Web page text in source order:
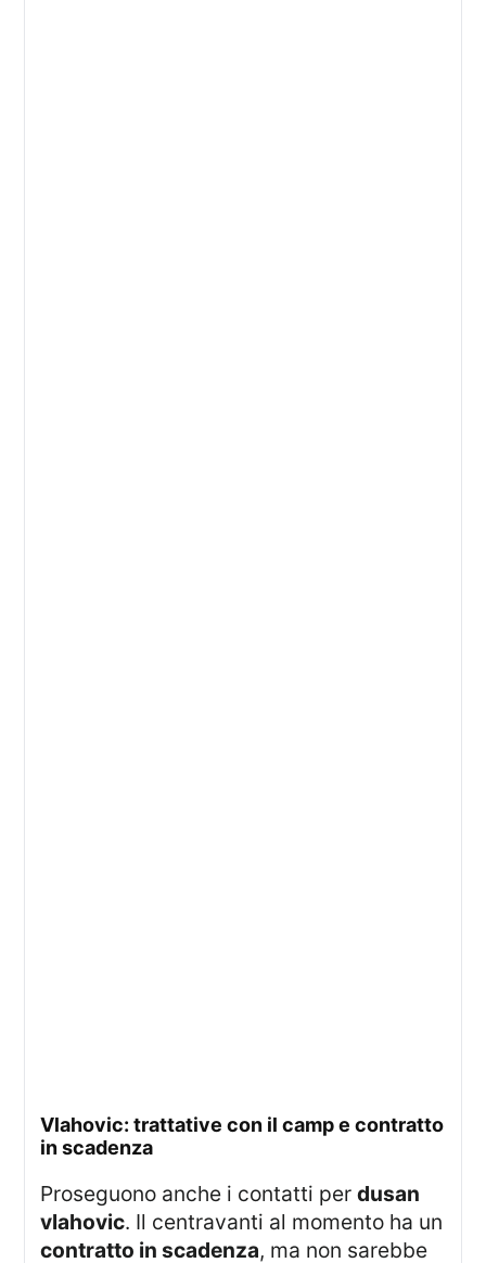
vlahovic: trattative con il camp e contratto
in scadenza
Proseguono anche i contatti perdusan
vlahovic. Il centravanti al momento ha un
contratto in scadenza, ma non sarebbe